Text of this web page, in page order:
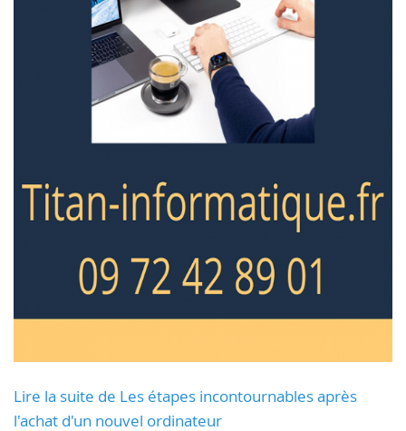
Lire la suite de Les étapes incontournables après
l'achat d'un nouvel ordinateur